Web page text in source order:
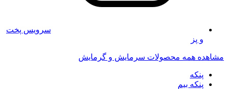
سرویس پخت
و پز
مشاهده همه محصولات سرمایش و گرمایش
پنکه
پنکه بیم